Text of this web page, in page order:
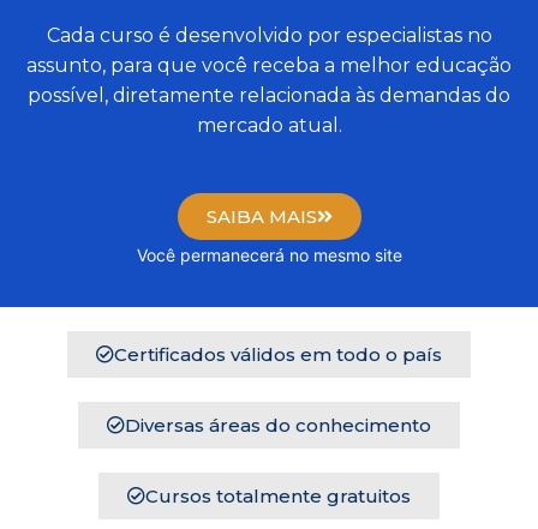
Cada curso é desenvolvido por especialistas no
assunto, para que você receba a melhor educação
possível, diretamente relacionada às demandas do
mercado atual.
SAIBA MAIS
Você permanecerá no mesmo site
Certificados válidos em todo o país
Diversas áreas do conhecimento
Cursos totalmente gratuitos